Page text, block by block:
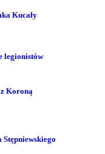
Kucały
legionistów
Koroną